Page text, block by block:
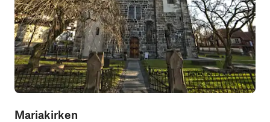
Mariakirken